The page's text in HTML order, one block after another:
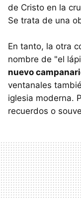
de Cristo en la
Se trata de una
En tanto, la otra
nombre de "el
nuevo
ventanales
iglesia moderna.
recuerdos o